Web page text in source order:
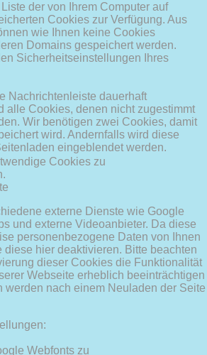
der von Ihrem Computer auf
Cookies zur Verfügung. Aus
wie Ihnen keine Cookies
Domains gespeichert werden.
Sicherheitseinstellungen Ihres
Nachrichtenleiste dauerhaft
alle Cookies, denen nicht zugestimmt
Wir benötigen zwei Cookies, damit
wird. Andernfalls wird diese
eingeblendet werden.
Cookies zu
externe Dienste wie Google
und externe Videoanbieter. Da diese
personenbezogene Daten von Ihnen
hier deaktivieren. Bitte beachten
dieser Cookies die Funktionalität
Webseite erheblich beeinträchtigen
werden nach einem Neuladen der Seite
Webfonts zu